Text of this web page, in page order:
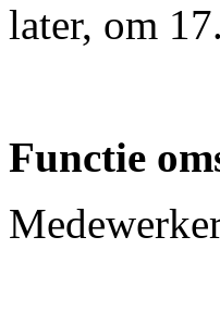
later, om
Functie